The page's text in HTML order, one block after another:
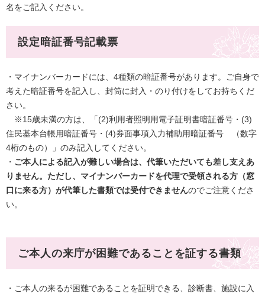
名をご記入ください。
​​設定暗証番号記載票
・マイナンバーカードには、4種類の暗証番号があります。ご自身で
考えた暗証番号を記入し、封筒に封入・のり付けをしてお持ちくだ
さい。
※15歳未満の方は、「(2)利用者照明用電子証明書暗証番号・(3)
住民基本台帳用暗証番号・(4)券面事項入力補助用暗証番号 （数字
4桁のもの）」のみ記入してください。
・ ご本人による記入が難しい場合は、代筆いただいても差し支えあ
りません。ただし、マイナンバーカードを代理で受領される方（窓
口に来る方）が代筆した書類では受付できませんのでご注意くださ
い。
ご本人の来庁が困難であることを証する書類
・ご本人の来るが困難であることを証明できる、診断書、施設に入